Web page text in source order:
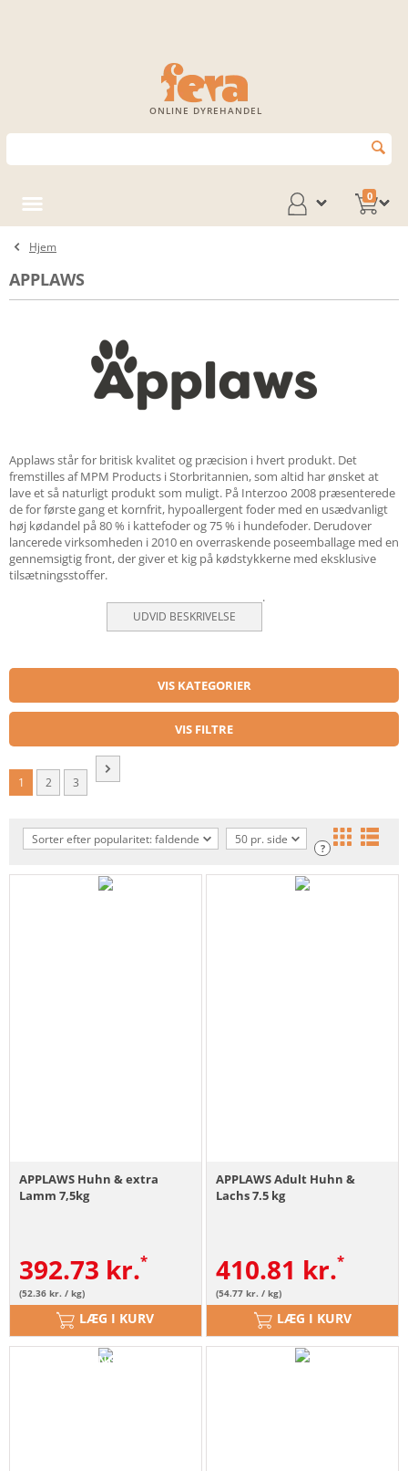
ONLINE DYREHANDEL
0
Hjem
APPLAWS
Applaws står for britisk kvalitet og præcision i hvert produkt. Det
fremstilles af MPM Products i Storbritannien, som altid har ønsket at
lave et så naturligt produkt som muligt. På Interzoo 2008 præsenterede
de for første gang et kornfrit, hypoallergent foder med en usædvanligt
høj kødandel på 80 % i kattefoder og 75 % i hundefoder. Derudover
lancerede virksomheden i 2010 en overraskende poseemballage med en
gennemsigtig front, der giver et kig på kødstykkerne med eksklusive
tilsætningsstoffer.
UDVID BESKRIVELSE
.
VIS KATEGORIER
VIS FILTRE
1 2 3
Sorter efter popularitet: faldende 50 pr. side
?
APPLAWS Huhn & extra
Lamm 7,5kg
392.73 kr.
(52.36 kr. / kg)
LÆG I KURV
APPLAWS Adult Huhn &
Lachs 7.5 kg
410.81 kr.
(54.77 kr. / kg)
LÆG I KURV
LIEFERUNG GRATIS